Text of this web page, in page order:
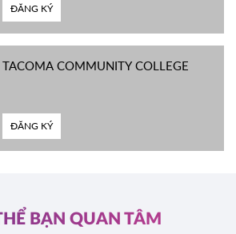
ĐĂNG KÝ
TACOMA COMMUNITY COLLEGE
ĐĂNG KÝ
BẠN QUAN TÂM